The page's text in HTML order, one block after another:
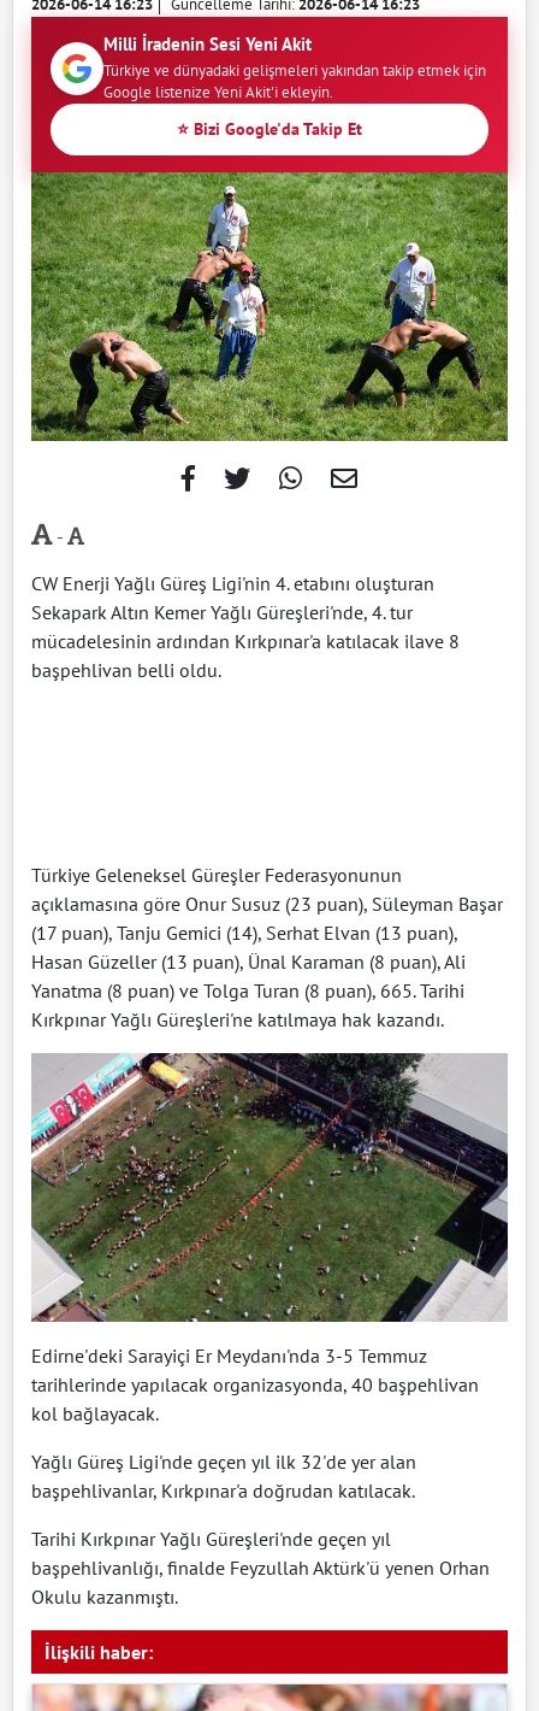
2026-06-14 16:23 Güncelleme Tarihi:2026-06-14 16:23
Milli İradenin Sesi Yeni Akit
Türkiye ve dünyadaki gelişmeleri yakından takip etmek için
Google listenize Yeni Akit'i ekleyin.
⭐ Bizi Google'da Takip Et
-
CW Enerji Yağlı Güreş Ligi'nin 4. etabını oluşturan
Sekapark Altın Kemer Yağlı Güreşleri'nde, 4. tur
mücadelesinin ardından Kırkpınar'a katılacak ilave 8
başpehlivan belli oldu.
Türkiye Geleneksel Güreşler Federasyonunun
açıklamasına göre Onur Susuz (23 puan), Süleyman Başar
(17 puan), Tanju Gemici (14), Serhat Elvan (13 puan),
Hasan Güzeller (13 puan), Ünal Karaman (8 puan), Ali
Yanatma (8 puan) ve Tolga Turan (8 puan), 665. Tarihi
Kırkpınar Yağlı Güreşleri'ne katılmaya hak kazandı.
Edirne'deki Sarayiçi Er Meydanı'nda 3-5 Temmuz
tarihlerinde yapılacak organizasyonda, 40 başpehlivan
kol bağlayacak.
Yağlı Güreş Ligi'nde geçen yıl ilk 32'de yer alan
başpehlivanlar, Kırkpınar'a doğrudan katılacak.
Tarihi Kırkpınar Yağlı Güreşleri'nde geçen yıl
başpehlivanlığı, finalde Feyzullah Aktürk'ü yenen Orhan
Okulu kazanmıştı.
İlişkili haber: